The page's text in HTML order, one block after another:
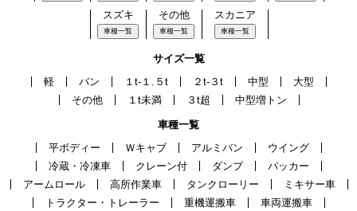
スズキ
車種一覧
その他
車種一覧
スカニア
車種一覧
サイズ一覧
軽
バン １t-１.５t ２t-３t 中型
大型
その他
１t未満 ３t超 中型増トン
車種一覧
平ボディー
Ｗキャブ アルミバン
ウイング
冷蔵・冷凍車
クレーン付 ダンプ
パッカー
アームロール
高所作業車 タンクローリー
ミキサー車
トラクター・トレーラー
重機運搬車
車両運搬車